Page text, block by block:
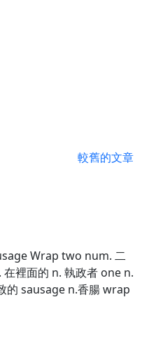
較舊的文章
Wrap two num. 二
裡面的 n. 執政者 one n.
的 sausage n.香腸 wrap